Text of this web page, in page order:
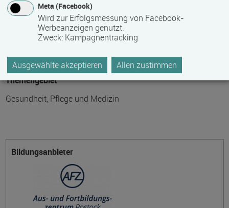
Weitere Informationen im Internet
auf der Internetseite des Bildungsanbieters
Themengebiet
Gesundheit, Pflege und Medizin
Bildungsanbieter
Meta (Facebook)
Wird zur Erfolgsmessung von Facebook-
Werbeanzeigen genutzt.
Zweck: Kampagnentracking
Ausgewählte akzeptieren Allen zustimmen